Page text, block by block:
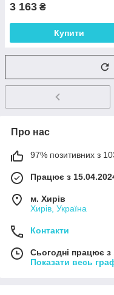
3 163 ₴
Купити
Про нас
97% позитивних з 103
Працює з
м. Хирів
Хирів, Україна
Контакти
Сьогодні працює з
Показати весь